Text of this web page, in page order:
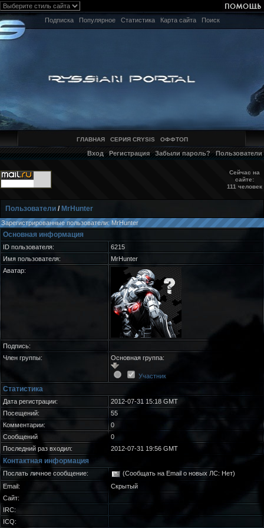
Подписка Популярное Статистика Карта сайта Поиск
ГЛАВНАЯ СЕРИЯ CRYSIS ОФФТОП
Вход Регистрация Забыли пароль? Пользователи
Сейчас на
сайте:
111 человек
Пользователи / MrHunter
Зарегистрированные пользователи: MrHunter
Основная информация
ID пользователя:
6215
Имя пользователя:
MrHunter
Аватар:
Подпись:
Член группы:
Основная группа:
Участник
Статистика
Дата регистрации:
2012-07-31 15:18 GMT
Посещений:
55
Комментарии:
0
Сообщений
0
Последний раз входил:
2012-07-31 19:56 GMT
Контактная информация
Послать личное сообщение:
(Сообщать на Email о новых ЛС: Нет)
Email:
Скрытый
Сайт:
IRC:
ICQ: